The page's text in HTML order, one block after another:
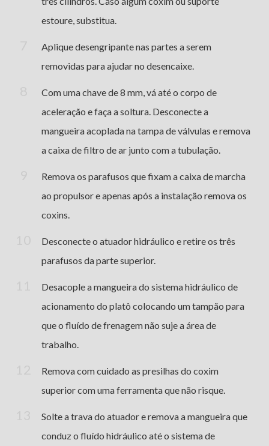
estoure, substitua.
Aplique desengripante nas partes a serem
removidas para ajudar no desencaixe.
Com uma chave de 8 mm, vá até o corpo de
aceleração e faça a soltura. Desconecte a
mangueira acoplada na tampa de válvulas e remova
a caixa de filtro de ar junto com a tubulação.
Remova os parafusos que fixam a caixa de marcha
ao propulsor e apenas após a instalação remova os
coxins.
Desconecte o atuador hidráulico e retire os três
parafusos da parte superior.
Desacople a mangueira do sistema hidráulico de
acionamento do platô colocando um tampão para
que o fluído de frenagem não suje a área de
trabalho.
Remova com cuidado as presilhas do coxim
superior com uma ferramenta que não risque.
Solte a trava do atuador e remova a mangueira que
conduz o fluído hidráulico até o sistema de